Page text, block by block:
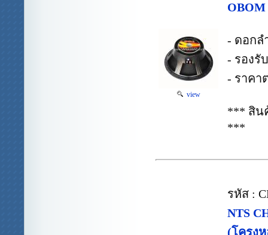
view
- ดอกล
- รองรั
- ราคา
*** สิน
***
รหัส :
NTS
(โครง